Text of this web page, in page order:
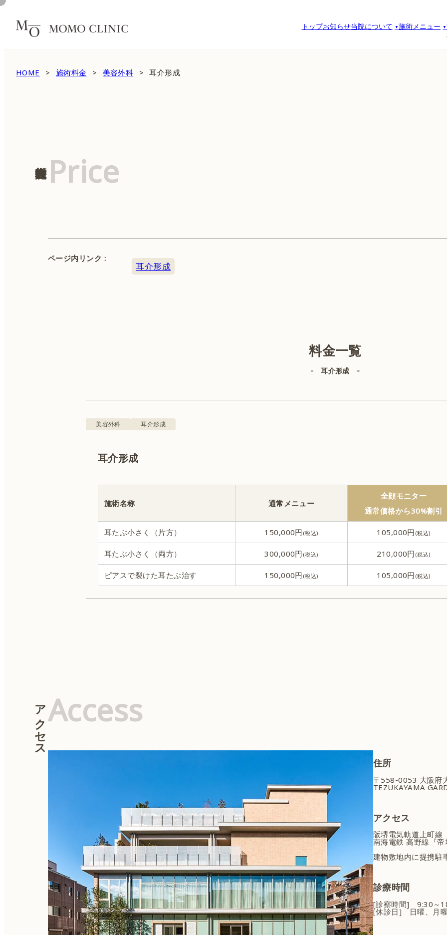
トップお知らせ当院について 施術メニュー
HOME 施術料金 美容外科 耳介形成
Price
カウンセリング無料 ※別途初診料3,300円（税込）、再診料1,500円（税込）が必要です。※後遺症外来に関して
女性器の整形 リストカット除去
耳介形成 へそ形成
ページ内リンク :
耳介形成
料金一覧
- 耳介形成 -
美容外科 耳介形成
耳介形成
施術名称 通常メニュー
全顔モニター
通常価格から30%割引
耳たぶ小さく（片方） 150,000円 105,000円
耳たぶ小さく（両方） 300,000円 210,000円
ピアスで裂けた耳たぶ治す 150,000円 105,000円
Access
アクセス
住所
〒558-0053 大阪府
TEZUKAYAMA
アクセス
阪堺電気軌道上町
南海電鉄 高野線『
建物敷地内に提携駐
診療時間
[診察時間] 9:30～
[休診日] 日曜、月曜